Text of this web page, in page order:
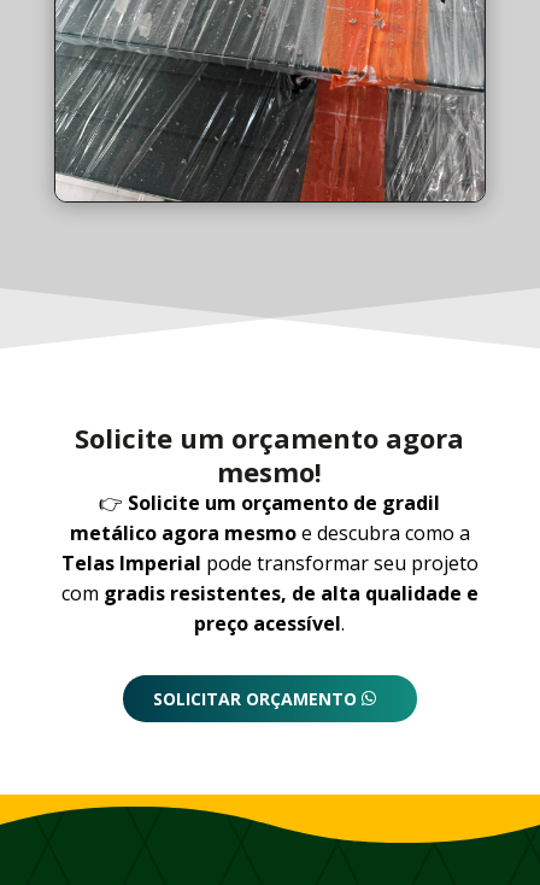
Solicite um orçamento agora
mesmo!
👉 Solicite um orçamento de gradil
metálico agora mesmoe descubra como a
Telas Imperial pode transformar seu projeto
com gradis resistentes, de alta qualidade e
preço acessível.
SOLICITAR ORÇAMENTO